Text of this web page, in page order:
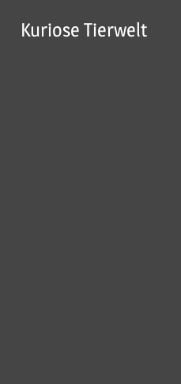
InhaltKuriose Tierwelt